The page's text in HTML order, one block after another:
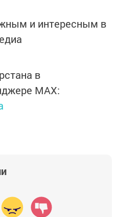
и интересным в
в
MАХ: